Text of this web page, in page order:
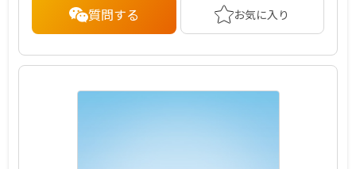
質問する お気に入り